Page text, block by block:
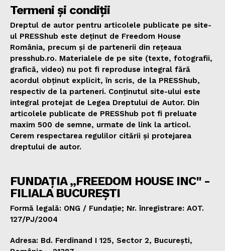
Termeni și condiții
Dreptul de autor pentru articolele publicate pe site-
ul PRESShub este deținut de Freedom House
România, precum și de partenerii din rețeaua
presshub.ro. Materialele de pe site (texte, fotografii,
grafică, video) nu pot fi reproduse integral fără
acordul obținut explicit, în scris, de la PRESShub,
respectiv de la parteneri. Conținutul site-ului este
integral protejat de Legea Dreptului de Autor. Din
articolele publicate de PRESShub pot fi preluate
maxim 500 de semne, urmate de link la articol.
Cerem respectarea regulilor citării și protejarea
dreptului de autor.
FUNDAȚIA „FREEDOM HOUSE INC" -
FILIALA BUCUREȘTI
Formă legală: ONG / Fundație; Nr. înregistrare: AOT.
127/PJ/2004
Adresa: Bd. Ferdinand I 125, Sector 2, București,